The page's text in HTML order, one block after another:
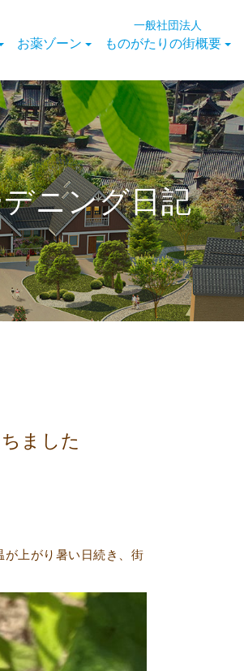
お薬ゾーン
一般社団法人
ものがたりの街概要
ニング日記
ました
が上がり暑い日続き、街